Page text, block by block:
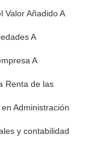
Valor Añadido A
A
A
Renta de las
Administración
y contabilidad